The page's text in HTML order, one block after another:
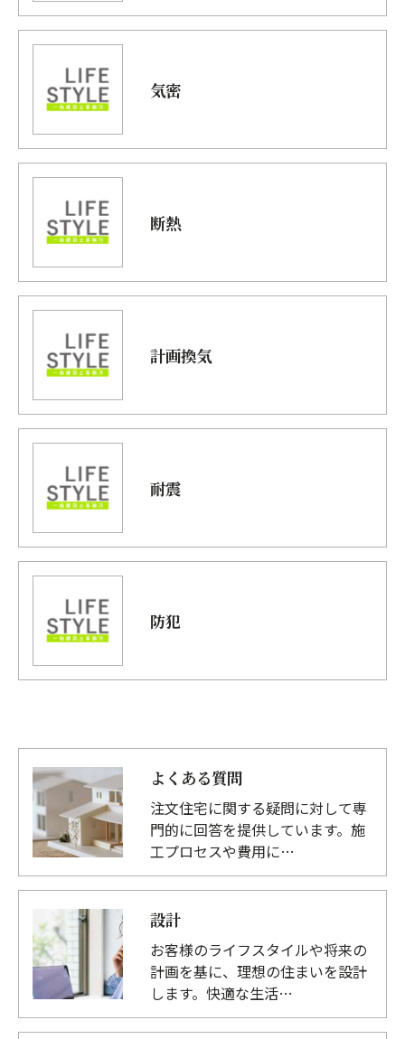
気密
断熱
計画換気
耐震
防犯
よくある質問
注文住宅に関する疑問に対して専
門的に回答を提供しています。施
工プロセスや費用に…
設計
お客様のライフスタイルや将来の
計画を基に、理想の住まいを設計
します。快適な生活…